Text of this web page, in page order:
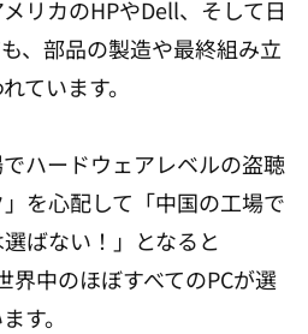
リカのHPやDell、そして日
、部品の製造や最終組み立
ています。
ハードウェアレベルの盗聴
を心配して「中国の工場で
ばない！」となると
中のほぼすべてのPCが選
す。